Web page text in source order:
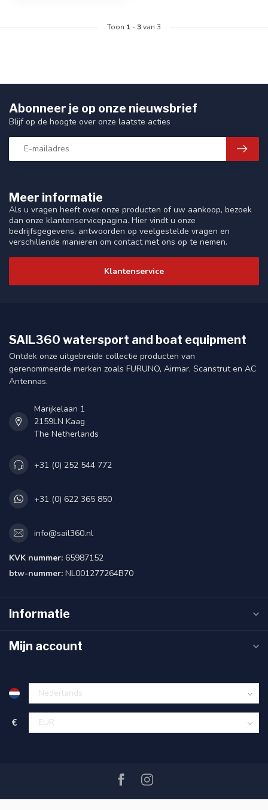
Toon 1 -3van 3
Meer informatie
Als u vragen heeft over onze producten of uw aankoop, bezoek
dan onze klantenservicepagina. Hier vindt u onze
bedrijfsgegevens, antwoorden op veelgestelde vragen en
verschillende manieren om contact met ons op te nemen.
Klantenservice
Abonneer je op onze nieuwsbrief
Blijf op de hoogte over onze laatste acties
SAIL360 watersport and boat equipment
Ontdek onze uitgebreide collectie producten van
gerenommeerde merken zoals FURUNO, Airmar, Scanstrut en AC
Antennas.
Marijkelaan 1
2159LN Kaag
The Netherlands
+31 (0) 252 544 772
+31 (0) 622 365 850
info@sail360.nl
KVK nummer: 65987152
btw-nummer: NL001277264B70
Informatie
Mijn account
€